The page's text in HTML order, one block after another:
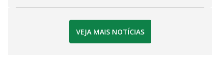
VEJA MAIS NOTÍCIAS